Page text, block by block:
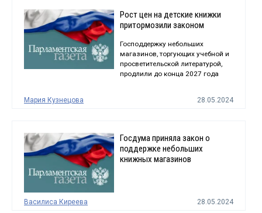
Рост цен на детские книжки
притормозили законом
Господдержку небольших
магазинов, торгующих учебной и
просветительской литературой,
продлили до конца 2027 года
Мария Кузнецова 28.05.2024
Госдума приняла закон о
поддержке небольших
книжных магазинов
Василиса Киреева 28.05.2024